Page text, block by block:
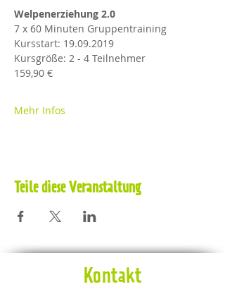
Welpenerziehung 2.0
7 x 60 Minuten Gruppentraining
Kursstart: 19.09.2019
Kursgröße: 2 - 4 Teilnehmer
159,90 €
Mehr Infos
Teile diese Veranstaltung
Kontakt